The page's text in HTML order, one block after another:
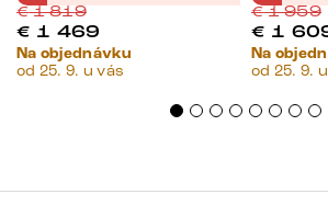
€1 819
€ 1 469
Na objednávku
od 25. 9. u vás
€1 959
€ 1
Na
od 25. 9.